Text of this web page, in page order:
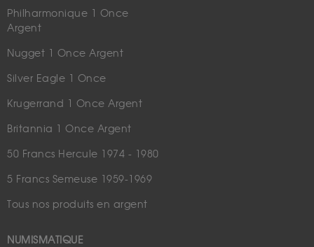
Philharmonique 1 Once
Argent
Nugget 1 Once Argent
Silver Eagle 1 Once
Krugerrand 1 Once Argent
Britannia 1 Once Argent
50 Francs Hercule 1974 - 1980
5 Francs Semeuse 1959-1969
Tous nos produits en argent
NUMISMATIQUE